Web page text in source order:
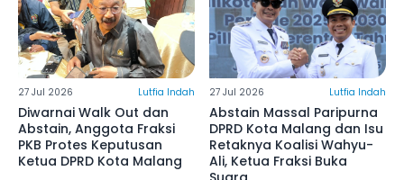
27 Jul 2026 Lutfia Indah
Diwarnai Walk Out dan
Abstain, Anggota Fraksi
PKB Protes Keputusan
Ketua DPRD Kota Malang
27 Jul 2026 Lutfia Indah
Abstain Massal Paripurna
DPRD Kota Malang dan Isu
Retaknya Koalisi Wahyu-
Ali, Ketua Fraksi Buka